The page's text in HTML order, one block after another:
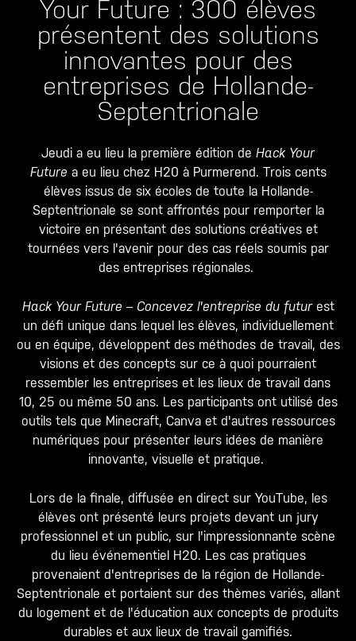
Your Future : 300 élèves
présentent des solutions
innovantes pour des
entreprises de Hollande-
Septentrionale
Jeudi a eu lieu la première édition de Hack Your
Future a eu lieu chez H20 à Purmerend. Trois cents
élèves issus de six écoles de toute la Hollande-
Septentrionale se sont affrontés pour remporter la
victoire en présentant des solutions créatives et
tournées vers l'avenir pour des cas réels soumis par
des entreprises régionales.
Hack Your Future – Concevez l'entreprise du futurest
un défi unique dans lequel les élèves, individuellement
ou en équipe, développent des méthodes de travail, des
visions et des concepts sur ce à quoi pourraient
ressembler les entreprises et les lieux de travail dans
10, 25 ou même 50 ans. Les participants ont utilisé des
outils tels que Minecraft, Canva et d'autres ressources
numériques pour présenter leurs idées de manière
innovante, visuelle et pratique.
Lors de la finale, diffusée en direct sur YouTube, les
élèves ont présenté leurs projets devant un jury
professionnel et un public, sur l'impressionnante scène
du lieu événementiel H20. Les cas pratiques
provenaient d'entreprises de la région de Hollande-
Septentrionale et portaient sur des thèmes variés, allant
du logement et de l'éducation aux concepts de produits
durables et aux lieux de travail gamifiés.